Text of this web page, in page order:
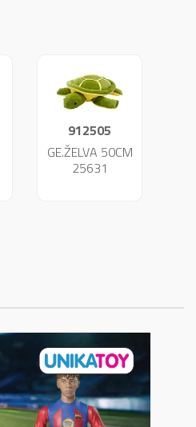
912505
GE.ŽELVA 50CM
25631